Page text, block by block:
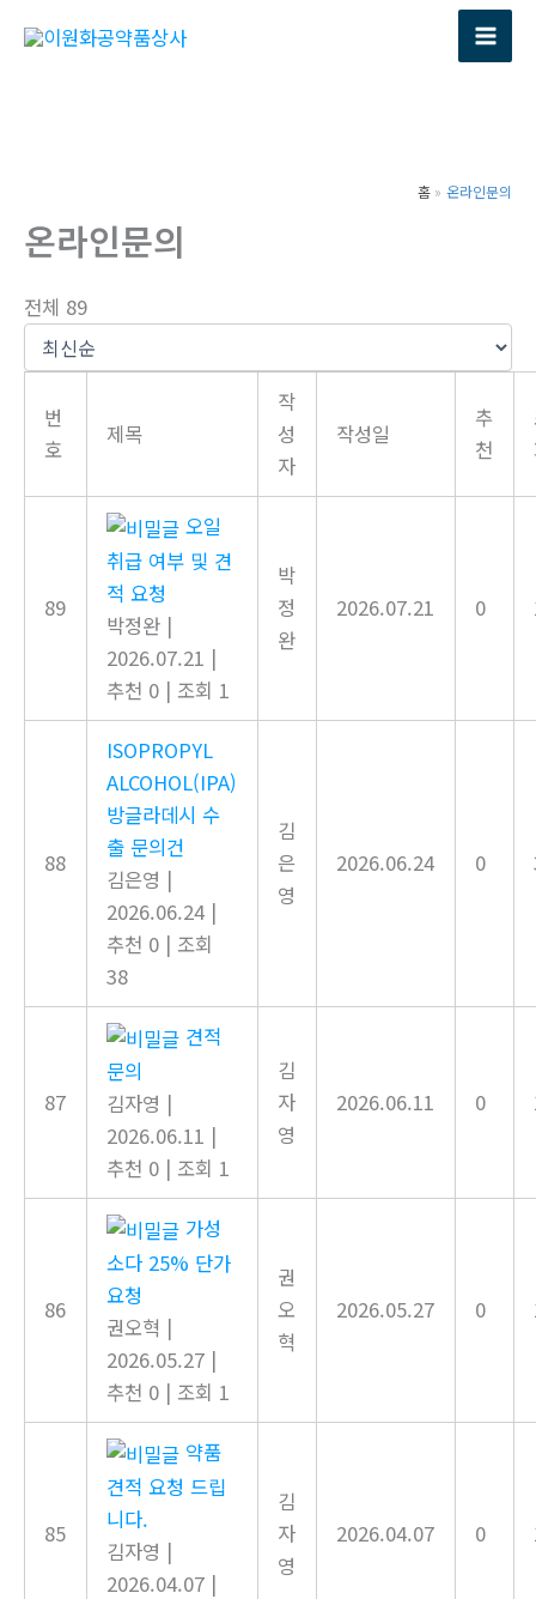
홈 온라인문의
온라인문의
전체 89
번
호
제목
작
성
자
작성일
추
천
89
오일
취급 여부 및 견
적 요청
박정완 |
2026.07.21 |
추천 0 | 조회 1
박
정
완
2026.07.21 0
88
ISOPROPYL
ALCOHOL(IPA)
방글라데시 수
출 문의건
김은영 |
2026.06.24 |
추천 0 | 조회
38
김
은
영
2026.06.24 0
87
견적
문의
김자영 |
2026.06.11 |
추천 0 | 조회 1
김
자
영
2026.06.11 0
86
가성
소다 25% 단가
요청
권오혁 |
2026.05.27 |
추천 0 | 조회 1
권
오
혁
2026.05.27 0
85
약품
견적 요청 드립
니다.
김자영 |
2026.04.07 |
김
자
영
2026.04.07 0